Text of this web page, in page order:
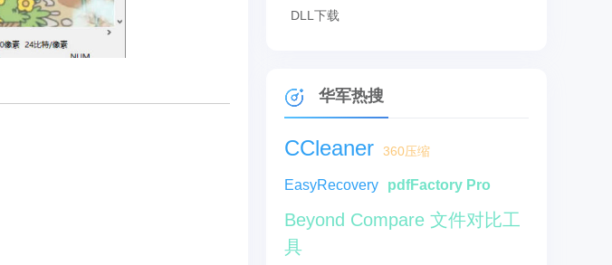
DLL下载
华军热搜
CCleaner 360压缩
EasyRecovery pdfFactory Pro
Beyond Compare 文件对比工
具